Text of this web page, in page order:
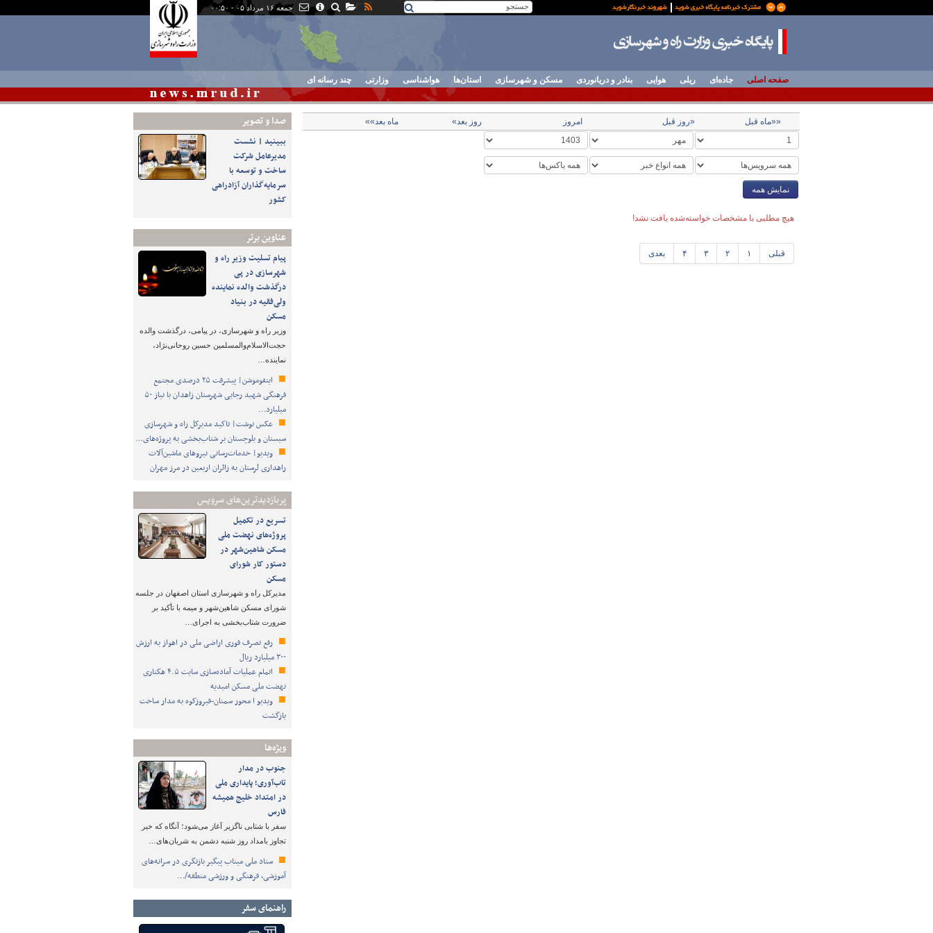
جمعه ۱۶ مرداد ۰۵ - ۰۰:۵۰
صفحه اصلی جاده‌ای ریلی هوایی بنادر و دریانوردی مسکن و شهرسازی استان‌ها هواشناسی وزارتی چند رسانه ای
صدا و تصوير
ببینید | نشست
مدیرعامل شرکت
ساخت و توسعه با
سرمایه‌گذاران آزادراهی
کشور
عناوین برتر
پیام تسلیت وزیر راه و
شهرسازی در پی
درگذشت والده نماینده
ولی‌فقیه در بنیاد
مسکن
وزیر راه و شهرسازی، در پیامی، درگذشت والده
حجت‌الاسلام‌والمسلمین حسین روحانی‌نژاد،
نماینده…
اینفوموشن| پیشرفت ۲۵ درصدی مجتمع
فرهنگی شهید رجایی شهرستان زاهدان با نیاز ۵۰
میلیارد…
عکس نوشت| تاکید مدیرکل راه و شهرسازی
سیستان و بلوچستان بر شتاب‌بخشی به پروژه‌های…
ویدیو| خدمات‌رسانی نیروهای ماشین‌آلات
راهداری لرستان به زائران اربعین در مرز مهران
پربازدیدترین‌های سرویس
تسریع در تکمیل
پروژه‌های نهضت ملی
مسکن شاهین‌شهر در
دستور کار شورای
مسکن
مدیرکل راه و شهرسازی استان اصفهان در جلسه
شورای مسکن شاهین‌شهر و میمه با تأکید بر
ضرورت شتاب‌بخشی به اجرای…
رفع تصرف فوری اراضی ملی در اهواز به ارزش
۳۰۰ میلیارد ریال
اتمام عملیات آماده‌سازی سایت ۴.۵ هکتاری
نهضت ملی مسکن امیدیه
ویدیو ا محور سمنان-فیروزکوه به مدار ساخت
بازگشت
ویژه‌ها
جنوب در مدار
تاب‌آوری؛ پایداری ملی
در امتداد خلیج همیشه
فارس
سفر با شتابی ناگزیر آغاز می‌شود؛ آنگاه که خبر
تجاوز بامداد روز شنبه دشمن به شریان‌های…
ستاد ملی میناب پیگیر بازنگری در سرانه‌های
آموزشی، فرهنگی و ورزشی منطقه/…
راهنمای سفر
««ماه قبل «روز قبل امروز روز بعد» ماه بعد»»
نمایش همه
هیچ مطلبی با مشخصات خواسته‌شده یافت نشد!
قبلی ۱ ۲ ۳ ۴ بعدی